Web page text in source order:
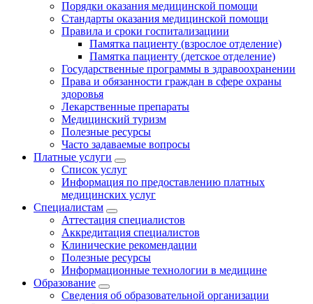
Порядки оказания медицинской помощи
Стандарты оказания медицинской помощи
Правила и сроки госпитализациии
Памятка пациенту (взрослое отделение)
Памятка пациенту (детское отделение)
Государственные программы в здравоохранении
Права и обязанности граждан в сфере охраны
здоровья
Лекарственные препараты
Медицинский туризм
Полезные ресурсы
Часто задаваемые вопросы
Платные услуги
Список услуг
Информация по предоставлению платных
медицинских услуг
Специалистам
Аттестация специалистов
Аккредитация специалистов
Клинические рекомендации
Полезные ресурсы
Информационные технологии в медицине
Образование
Сведения об образовательной организации